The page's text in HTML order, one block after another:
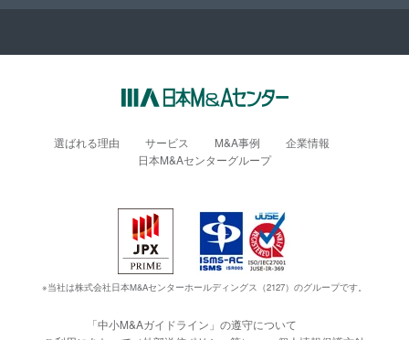
選ばれる理由 サービス M&A事例
企業情報
日本M&Aセンターグループ
※当社は株式会社日本M&Aセンターホールディングス（2127）のグループです。
「中小M&Aガイドライン」の遵守について